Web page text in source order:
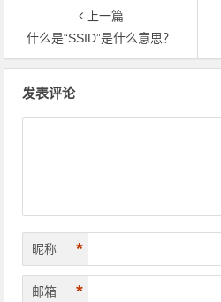
上一篇
什么是“SSID”是什么意思？
发表评论
昵称 *
邮箱 *